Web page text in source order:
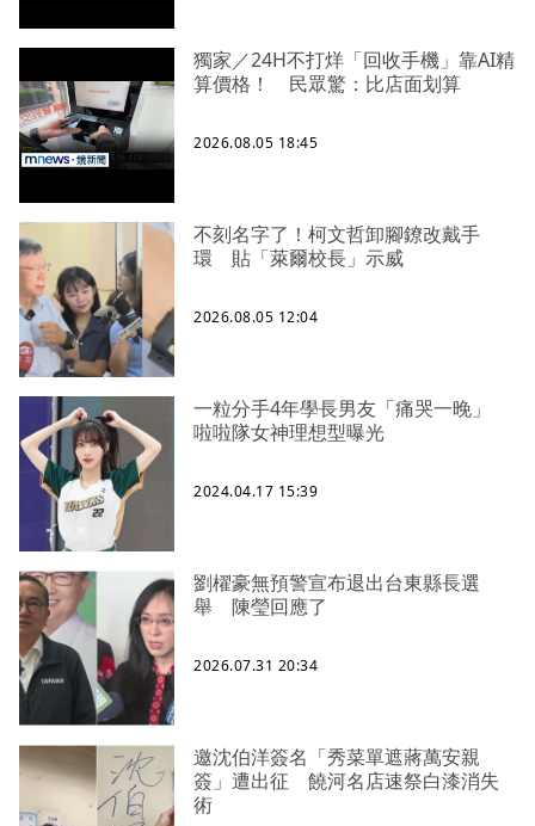
獨家／24H不打烊「回收手機」靠AI精
算價格！ 民眾驚：比店面划算
2026.08.05 18:45
不刻名字了！柯文哲卸腳鐐改戴手
環 貼「萊爾校長」示威
2026.08.05 12:04
一粒分手4年學長男友「痛哭一晚」
啦啦隊女神理想型曝光
2024.04.17 15:39
劉櫂豪無預警宣布退出台東縣長選
舉 陳瑩回應了
2026.07.31 20:34
邀沈伯洋簽名「秀菜單遮蔣萬安親
簽」遭出征 饒河名店速祭白漆消失
術